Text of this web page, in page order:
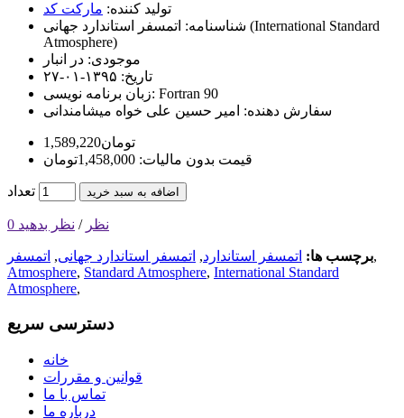
تولید کننده: مارکت کد
شناسنامه: اتمسفر استاندارد جهانی (International Standard
Atmosphere)
موجودی: در انبار
تاریخ: ۱۳۹۵-۰۱-۲۷
زبان برنامه نویسی: Fortran 90
سفارش دهنده: امیر حسین علی خواه میشامندانی
1,589,220تومان
قیمت بدون مالیات: 1,458,000تومان
تعداد اضافه به سبد خرید
0 نظر / نظر بدهید
برچسب ها: اتمسفر استاندارد, اتمسفر استاندارد جهانی, اتمسفر
,
Atmosphere, Standard Atmosphere, International Standard
Atmosphere,
دسترسی سریع
خانه
قوانین و مقررات
تماس با ما
درباره ما